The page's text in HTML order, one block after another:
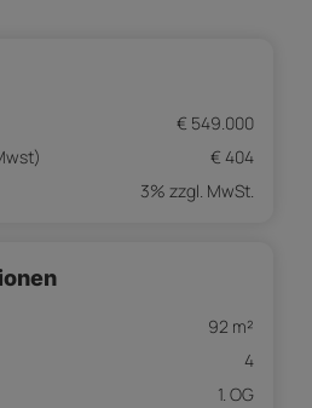
€ 549.000
€ 404
3% zzgl. MwSt.
92 m²
4
1. OG